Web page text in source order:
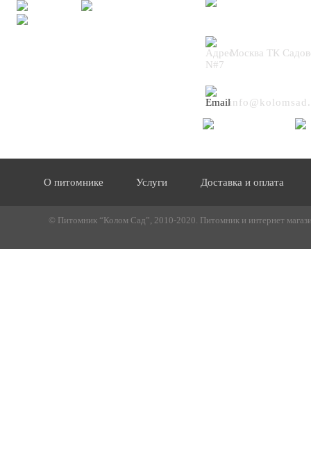
Москва ТК
N#7
О питомнике Услуги Доставка и оплата
© Питомник “Колом Сад”, 2010-2020. Питомник и интернет